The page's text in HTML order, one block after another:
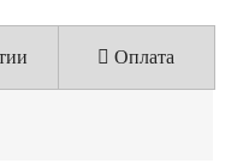
Оплата